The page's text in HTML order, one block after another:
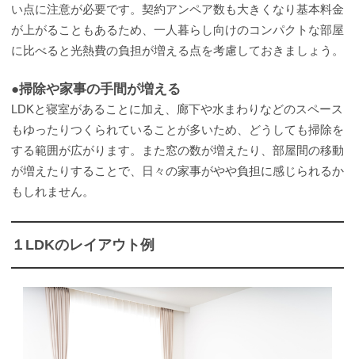
い点に注意が必要です。契約アンペア数も大きくなり基本料金
が上がることもあるため、一人暮らし向けのコンパクトな部屋
に比べると光熱費の負担が増える点を考慮しておきましょう。
●掃除や家事の手間が増える
LDKと寝室があることに加え、廊下や水まわりなどのスペース
もゆったりつくられていることが多いため、どうしても掃除を
する範囲が広がります。また窓の数が増えたり、部屋間の移動
が増えたりすることで、日々の家事がやや負担に感じられるか
もしれません。
１LDKのレイアウト例